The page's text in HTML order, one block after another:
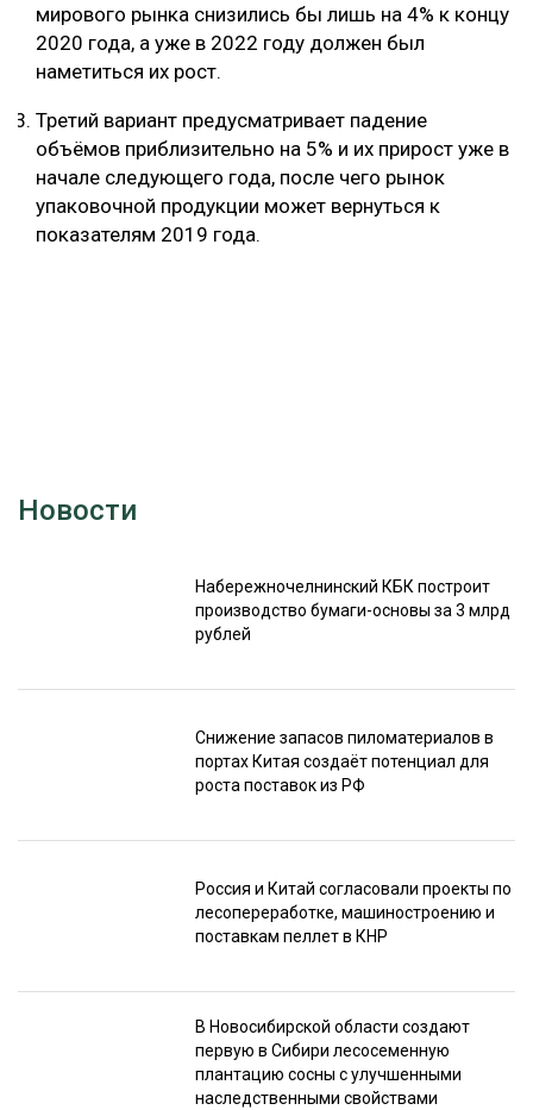
мирового рынка снизились бы лишь на 4% к концу
2020 года, а уже в 2022 году должен был
наметиться их рост.
Третий вариант предусматривает падение
объёмов приблизительно на 5% и их прирост уже в
начале следующего года, после чего рынок
упаковочной продукции может вернуться к
показателям 2019 года.
Новости
Набережночелнинский КБК построит
производство бумаги-основы за 3 млрд
рублей
Снижение запасов пиломатериалов в
портах Китая создаёт потенциал для
роста поставок из РФ
Россия и Китай согласовали проекты по
лесопереработке, машиностроению и
поставкам пеллет в КНР
В Новосибирской области создают
первую в Сибири лесосеменную
плантацию сосны с улучшенными
наследственными свойствами